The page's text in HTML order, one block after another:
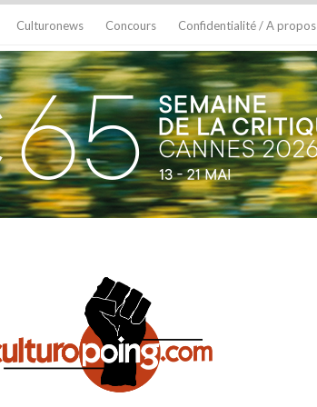
Culturonews Concours Confidentialité / A propos